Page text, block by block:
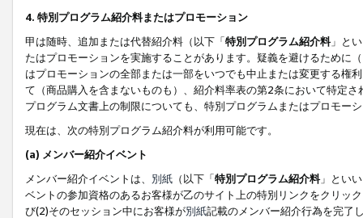
4. 特別プログラム紹介料またはプロモーション
甲は随時、追加または代替紹介料（以下「特別プログラム紹介料」と
たはプロモーションを実施することがあります。疑義を避けるために
はプロモーションの全部または一部をいつでも中止または変更する権
て（商品購入を含まないものも）、紹介料率表の第2条において特定
プログラム文書上の制限についても、特別プログラムまたはプロモー
現在は、次の特別プログラム紹介料が利用可能です。
(a) メンバー紹介イベント
メンバー紹介イベントは、 別紙 （以下「特別プログラム紹介料」とい
ベントの参加資格のあるお客様が乙のサイト上の特別リンクをクリッ
び(2)そのセッション中にお客様が別紙記載のメンバー紹介行為を完了